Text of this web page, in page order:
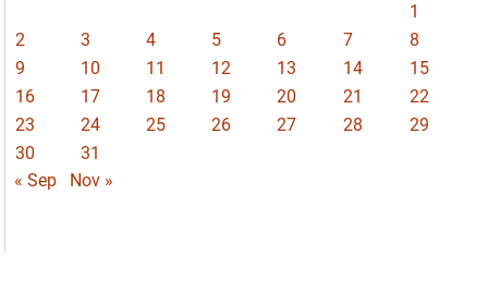
1
2
3 4 5 6 7
8
9
10 11 12 13 14
15
16
17 18 19 20 21
22
23
24 25 26 27 28
29
30
31
« Sep
Nov »